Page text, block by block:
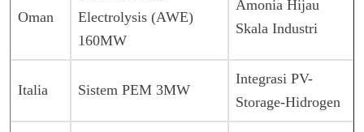
Oman
Electrolysis (AWE)
160MW
Amonia Hijau
Skala Industri
Italia Sistem PEM 3MW
Integrasi PV-
Storage-Hidrogen